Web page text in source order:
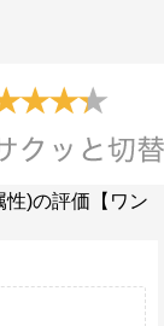
性)の評価【ワン